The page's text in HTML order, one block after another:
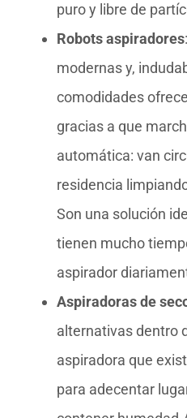
puro y libre de
Robots aspiradores
modernas y,
comodidades
gracias a que
automática: van
residencia
Son una solución
tienen mucho
aspirador
Aspiradoras de
alternativas dentro
aspiradora que
para adecentar